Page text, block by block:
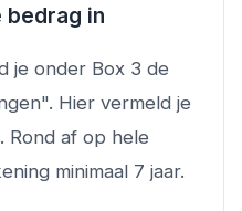
bedrag in
je onder Box 3 de
Hier vermeld je
Rond af op hele
minimaal 7 jaar.